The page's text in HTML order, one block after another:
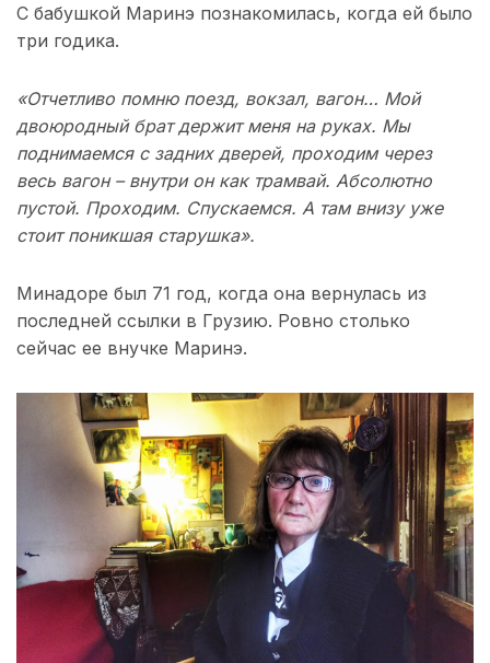
С бабушкой Маринэ познакомилась, когда ей было
три годика.
«Отчетливо помню поезд, вокзал, вагон… Мой
двоюродный брат держит меня на руках. Мы
поднимаемся с задних дверей, проходим через
весь вагон – внутри он как трамвай. Абсолютно
пустой. Проходим. Спускаемся. А там внизу уже
стоит поникшая старушка».
Минадоре был 71 год, когда она вернулась из
последней ссылки в Грузию. Ровно столько
сейчас ее внучке Маринэ.